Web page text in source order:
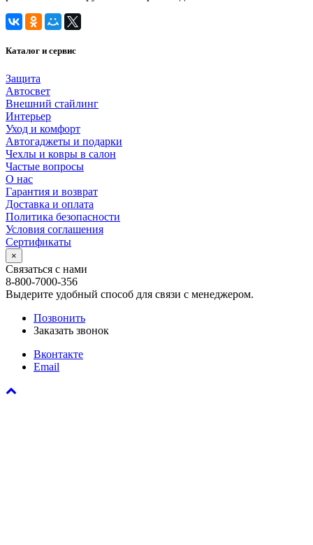
Каталог и сервис
Защита
Автосвет
Внешний стайлинг
Интерьер
Уход и комфорт
Автогаджеты и подарки
Чехлы и ковры в салон
Частые вопросы
О нас
Гарантия и возврат
Доставка и оплата
Политика безопасности
Условия соглашения
Сертификаты
×
Связаться с нами
8-800-7000-356
Выдерите удобный способ для связи с менеджером.
Позвонить
Заказать звонок
Вконтакте
Email